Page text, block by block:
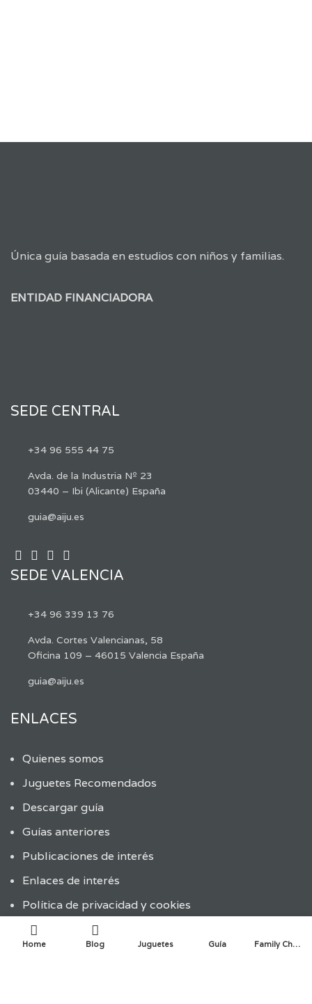
Única guía basada en estudios con niños y familias.
ENTIDAD FINANCIADORA
SEDE CENTRAL
+34 96 555 44 75
Avda. de la Industria Nº 23
03440 – Ibi (Alicante) España
guia@aiju.es
SEDE VALENCIA
+34 96 339 13 76
Avda. Cortes Valencianas, 58
Oficina 109 – 46015 Valencia España
guia@aiju.es
ENLACES
Quienes somos
Juguetes Recomendados
Descargar guía
Guías anteriores
Publicaciones de interés
Enlaces de interés
Política de privacidad y cookies
ÚLTIMAS ENTRADAS
Home Blog Juguetes Guía Family Choice